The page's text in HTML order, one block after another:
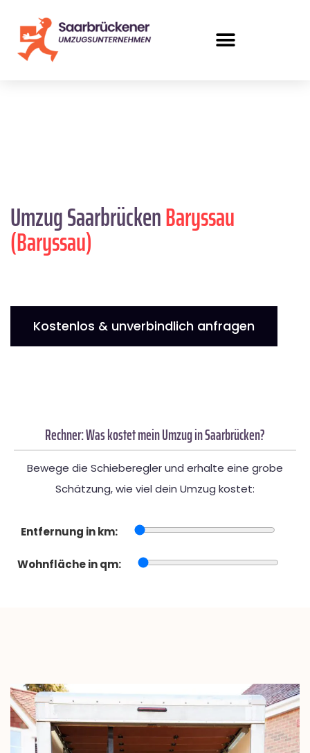
Umzug SaarbrückenBaryssau
(Baryssau)
Kostenlos & unverbindlich anfragen
Rechner: Was kostet mein Umzug in Saarbrücken?
Bewege die Schieberegler und erhalte eine grobe
Schätzung, wie viel dein Umzug kostet:
Entfernung in km:
Wohnfläche in qm: